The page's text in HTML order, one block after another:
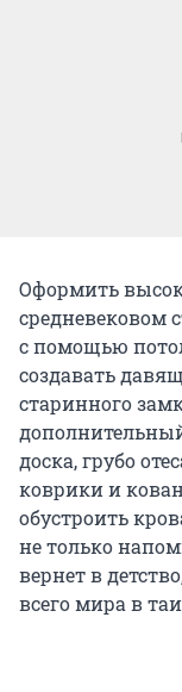
Оформить
средневековом
с помощью
создавать
старинного
доска, грубо
коврики и
обустроить
не только
вернет в
всего мира в